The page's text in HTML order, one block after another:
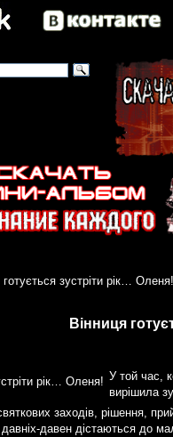
готується зустріти рік… Оленя!
Вінниця
У той час,
вирішила
заходів, рішення,
давен дістаються до